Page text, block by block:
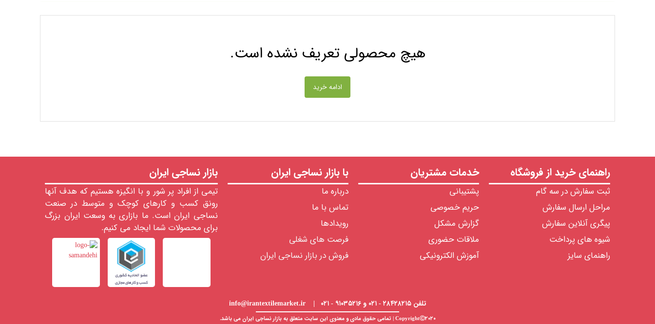
هیچ محصولی تعریف نشده است.
ادامه خرید
راهنمای خرید از فروشگاه
ثبت سفارش در سه گام
مراحل ارسال سفارش
پیگری آنلاین سفارش
شیوه های پرداخت
راهنمای سایز
خدمات مشتریان
پشتیبانی
حریم خصوصی
گزارش مشکل
ملاقات حضوری
آموزش الکترونیکی
با بازار نساجی ایران
درباره ما
تماس با ما
رویدادها
فرصت های شغلی
فروش در بازار نساجی ایران
بازار نساجی ایران
تیمی از افراد پر شور و با انگیزه هستیم که هدف آنها
رونق کسب و کارهای کوچک و متوسط در صنعت
نساجی ایران است. ما بازاری به وسعت ایران بزرگ
برای محصولات شما ایجاد می کنیم.
تلفن ۲۸۴۲۸۲۱۵ - ۰۲۱ و ۹۱۰۳۵۲۱۶ - ۰۲۱ | info@irantextilemarket.ir
CopyrightⒸ۲۰۲۰ | تمامی حقوق مادی و معنوی این سایت متعلق به بازار نساجی ایران می باشد.